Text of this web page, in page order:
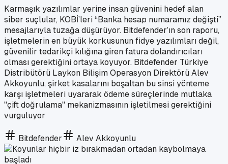
Karmaşık yazılımlar yerine insan güvenini hedef alan
siber suçlular, KOBİ’leri “Banka hesap numaramız değişti”
mesajlarıyla tuzağa düşürüyor. Bitdefender’ın son raporu,
işletmelerin en büyük korkusunun fidye yazılımları değil,
güvenilir tedarikçi kılığına giren fatura dolandırıcıları
olması gerektiğini ortaya koyuyor. Bitdefender Türkiye
Distribütörü Laykon Bilişim Operasyon Direktörü Alev
Akkoyunlu, şirket kasalarını boşaltan bu sinsi yönteme
karşı işletmeleri uyararak ödeme süreçlerinde mutlaka
"çift doğrulama" mekanizmasının işletilmesi gerektiğini
vurguluyor
Bitdefender Alev Akkoyunlu